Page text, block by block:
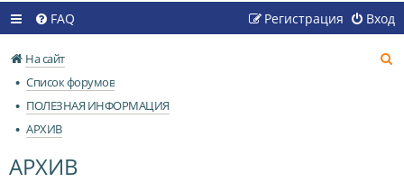
FAQ Вход
Регистрация
На сайт
Список форумов
ПОЛЕЗНАЯ ИНФОРМАЦИЯ
АРХИВ
АРХИВ